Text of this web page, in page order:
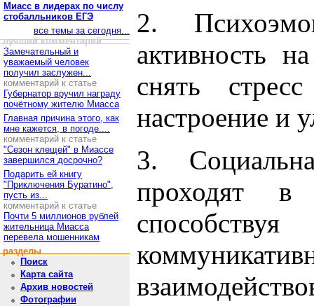
Миасс в лидерах по числу
стобалльников ЕГЭ
все темы за сегодня...
лучший комментарий
Замечательный и
уважаемый человек
получил заслужен...
комментарий к статье
Губернатор вручил награду
почётному жителю Миасса
Главная причина этого, как
мне кажется, в погоде....
комментарий к статье
"Сезон клещей" в Миассе
завершился досрочно?
Подарить ей книгу
"Приключения Буратино",
пусть из...
комментарий к статье
Почти 5 миллионов рублей
жительница Миасса
перевела мошенникам
разделы
Поиск
Карта сайта
Архив новостей
Фотографии
2.
активность
снять
настроение и
3.
проходят в